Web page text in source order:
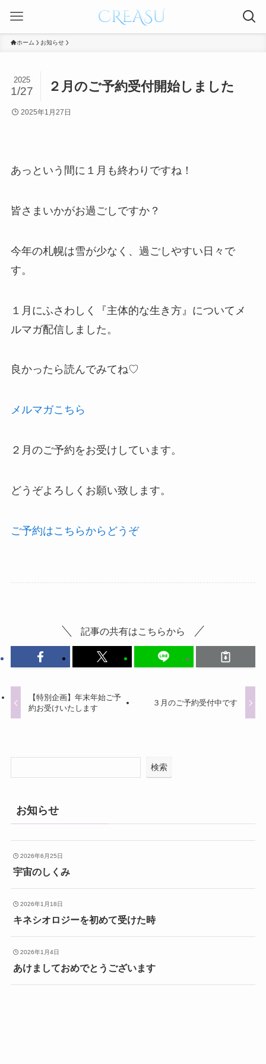
ホーム お知らせ
２月のご予約受付開始しました
2025
1/27
2025年1月27日
あっという間に１月も終わりですね！
皆さまいかがお過ごしですか？
今年の札幌は雪が少なく、過ごしやすい日々で
す。
１月にふさわしく『主体的な生き方』についてメ
ルマガ配信しました。
良かったら読んでみてね♡
メルマガこちら
２月のご予約をお受けしています。
どうぞよろしくお願い致します。
ご予約はこちらからどうぞ
記事の共有はこちらから
【特別企画】年末年始ご予
約お受けいたします
３月のご予約受付中です
検索
お知らせ
2026年6月25日
宇宙のしくみ
2026年1月18日
キネシオロジーを初めて受けた時
2026年1月4日
あけましておめでとうございます